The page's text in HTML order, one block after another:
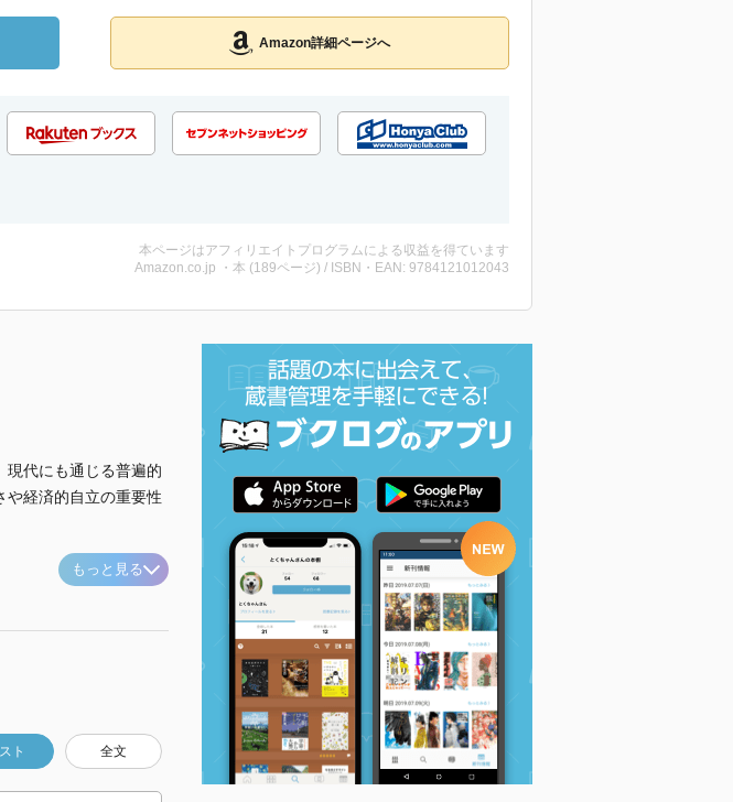
Amazon詳細ページへ
本ページはアフィリエイトプログラムによる収益を得ています
Amazon.co.jp ・本 (189ページ) / ISBN・EAN: 9784121012043
現代にも通じる普遍的
や経済的自立の重要性
もっと見る
ト 全文